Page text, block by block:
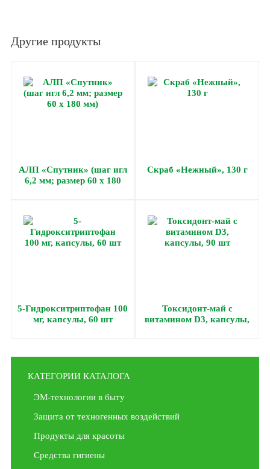
Другие продукты
АЛП «Спутник» (шаг игл
6,2 мм; размер 60 х 180
Скраб «Нежный», 130 г
5-Гидрокситриптофан 100
мг, капсулы, 60 шт
Токсидонт-май с
витамином D3, капсулы,
КАТЕГОРИИ КАТАЛОГА
ЭМ-технологии в быту
Защита от техногенных воздействий
Продукты для красоты
Средства гигиены